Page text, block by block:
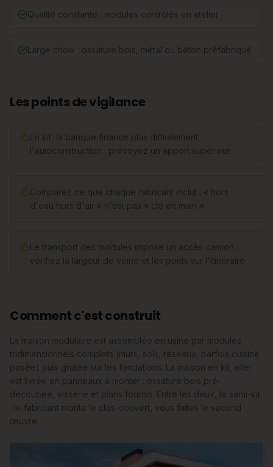
Qualité constante : modules contrôlés en atelier
Large choix : ossature bois, métal ou béton préfabriqué
Les points de vigilance
En kit, la banque finance plus difficilement
l'autoconstruction : prévoyez un apport supérieur
Comparez ce que chaque fabricant inclut : « hors
d'eau hors d'air » n'est pas « clé en main »
Le transport des modules impose un accès camion :
vérifiez la largeur de voirie et les ponts sur l'itinéraire
Comment c'est construit
La maison modulaire est assemblée en usine par modules
tridimensionnels complets (murs, sols, réseaux, parfois cuisine
posée) puis grutée sur les fondations. La maison en kit, elle,
est livrée en panneaux à monter : ossature bois pré-
découpée, visserie et plans fournis. Entre les deux, le semi-kit
: le fabricant monte le clos-couvert, vous faites le second
œuvre.